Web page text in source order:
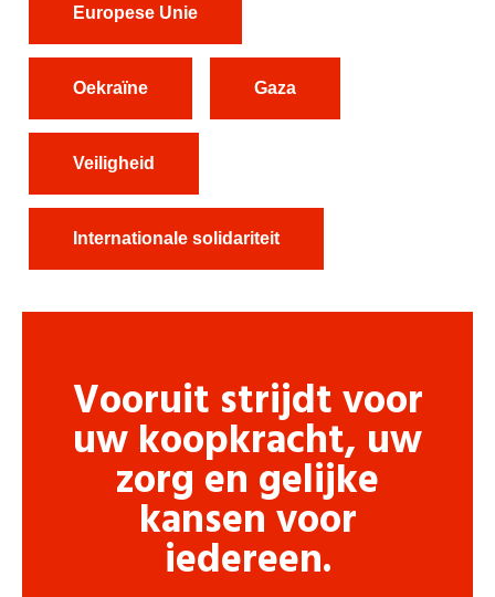
Europese Unie
Oekraïne Gaza
Veiligheid
Internationale solidariteit
Vooruit strijdt voor
uw koopkracht, uw
zorg en gelijke
kansen voor
iedereen.